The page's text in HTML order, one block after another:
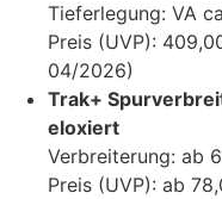
Tieferlegung: VA
Preis (UVP):
04/2026)
Trak+
eloxiert
Verbreiterung: ab
Preis (UVP): ab